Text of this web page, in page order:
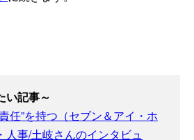
い記事～
任”を持つ（セブン＆アイ・ホ
人事/土岐さんのインタビュ